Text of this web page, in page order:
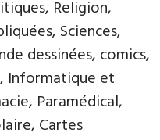
Religion,
Sciences,
dessinées, comics,
Informatique et
Paramédical,
Cartes